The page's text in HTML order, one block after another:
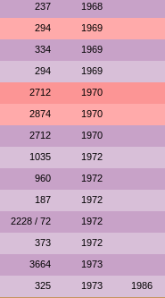
237 1968
294 1969
334 1969
294 1969
2712 1970
2874 1970
2712 1970
1035 1972
960 1972
187 1972
2228 / 72 1972
373 1972
3664 1973
325 1973 1986